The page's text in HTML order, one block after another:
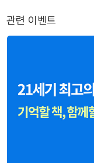
관련 이벤트